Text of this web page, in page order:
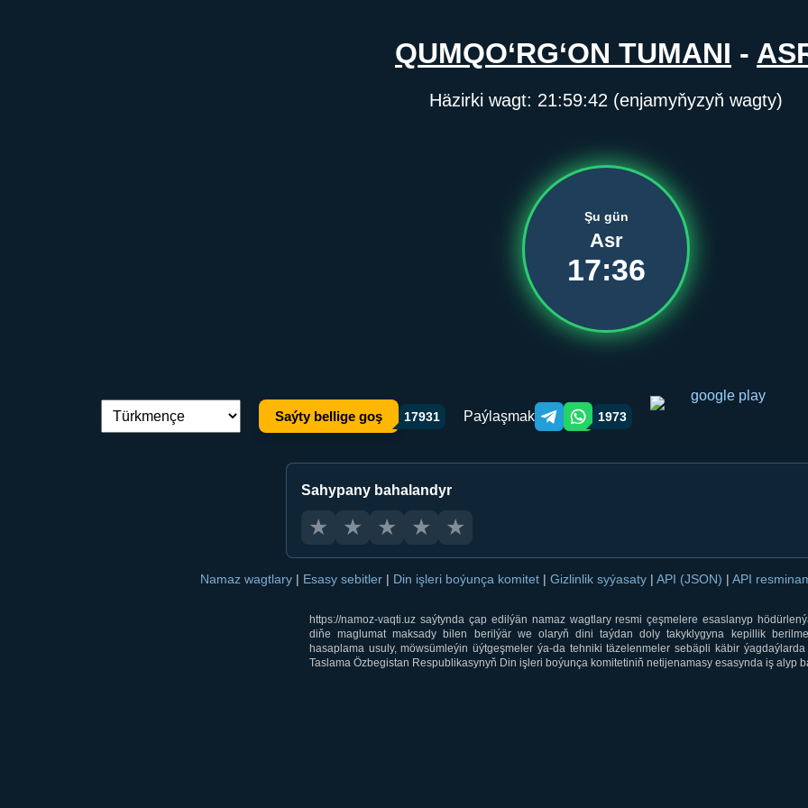
QUMQO‘RG‘ON TUMANI -
Häzirki wagt: 21:59:43 (enjamyňyzyň wagty)
Şu gün
Asr
17:36
Dil çalşyryş: Saýty bellige goş 17931 Paýlaşmak Telegram orqali ulashish
WhatsApp orqali ulashish
1973
Sahypany bahalandyr
★ ★ ★ ★ ★
Namaz wagtlary | Esasy sebitler | Din işleri boýunça komitet | Gizlinlik syýasaty | API (JSON) | API
https://namoz-vaqti.uz saýtynda çap edilýän namaz wagtlary resmi çeşmelere esaslanyp
diňe maglumat maksady bilen berilýär we olaryň dini taýdan doly takyklygyna kepillik
hasaplama usuly, möwsümleýin üýtgeşmeler ýa-da tehniki täzelenmeler sebäpli käbir
Taslama Özbegistan Respublikasynyň Din işleri boýunça komitetiniň netijenamasy esasynda iş alyp